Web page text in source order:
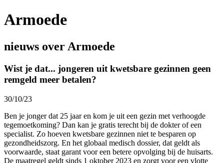
Armoede
nieuws over Armoede
Wist je dat... jongeren uit kwetsbare gezinnen geen
remgeld meer betalen?
30/10/23
Ben je jonger dat 25 jaar en kom je uit een gezin met verhoogde
tegemoetkoming? Dan kan je gratis terecht bij de dokter of een
specialist. Zo hoeven kwetsbare gezinnen niet te besparen op
gezondheidszorg. En het globaal medisch dossier, dat geldt als
voorwaarde, staat garant voor een betere opvolging bij de huisarts.
De maatregel geldt sinds 1 oktober 2023 en zorgt voor een vlotte